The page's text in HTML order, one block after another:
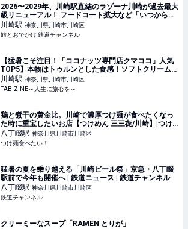
2026〜2029年、川崎駅直結のラゾーナ川崎が過去最大
級リニューアル！ フードコート拡大など「いつから何
が変わるか」徹底解説！ | 旅とおでかけ 鉄道チャンネ
ル
川崎駅 神奈川県川崎市川崎区
旅とおでかけ 鉄道チャンネル
【猛暑こそ注目！「ココナッツ専門店クマココ」人気
TOP5】本物はトゥルンとした食感！ソフトクリームや
ビールも人気｜川崎・ラ チッタデッラ | TABIZINE～人
生に旅心を～
川崎駅 神奈川県川崎市川崎区
TABIZINE～人生に旅心を～
鶏と煮干の黄金比。川崎で濃厚つけ麺が食べたくなっ
た時に重宝したいお店【つけめん 三三㐂/川崎】|つけ
麺食べたい！
八丁畷駅 神奈川県川崎市川崎区
つけ麺食べたい！
猛暑の夏を乗り越える「川崎ビール祭」京急・八丁畷
駅前で今年も開催へ | 鉄道ニュース | 鉄道チャンネル
八丁畷駅 神奈川県川崎市川崎区
鉄道チャンネル
クリーミーなスープ「RAMEN とりが」